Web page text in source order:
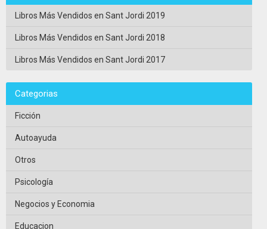
Libros Más Vendidos en Sant Jordi 2019
Libros Más Vendidos en Sant Jordi 2018
Libros Más Vendidos en Sant Jordi 2017
Categorias
Ficción
Autoayuda
Otros
Psicología
Negocios y Economia
Educacion